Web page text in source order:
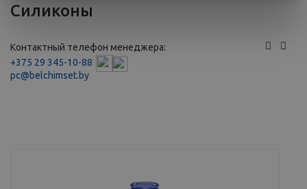
Силиконы
Контактный телефон менеджера:
+375 29 345-10-88
pc@belchimset.by